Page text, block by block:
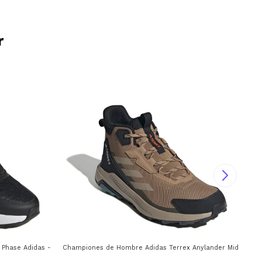
Phase Adidas - Negro - BlancoChampiones de Hombre Adidas Terrex Anylander Mid